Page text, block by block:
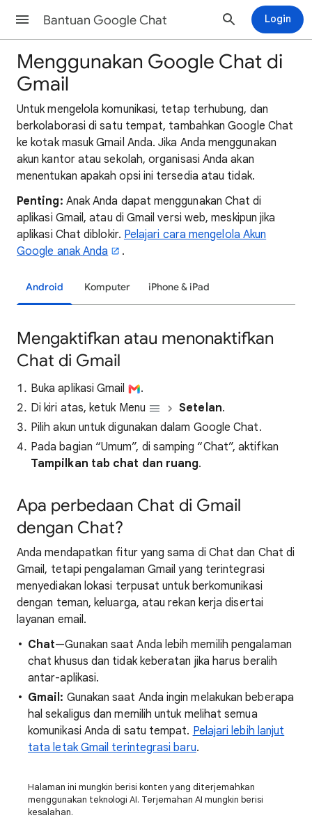
Bantuan Google Chat Login
Menggunakan Google Chat di
Gmail
Untuk mengelola komunikasi, tetap terhubung, dan
berkolaborasi di satu tempat, tambahkan Google Chat
ke kotak masuk Gmail Anda. Jika Anda menggunakan
akun kantor atau sekolah, organisasi Anda akan
menentukan apakah opsi ini tersedia atau tidak.
Penting: Anak Anda dapat menggunakan Chat di
aplikasi Gmail, atau di Gmail versi web, meskipun jika
aplikasi Chat diblokir. Pelajari cara mengelola Akun
Google anak Anda
.
Android Komputer iPhone & iPad
Mengaktifkan atau menonaktifkan
Chat di Gmail
Buka aplikasi Gmail
.
Di kiri atas, ketuk Menu
Setelan.
Pilih akun untuk digunakan dalam Google Chat.
Pada bagian “Umum”, di samping “Chat”, aktifkan
Tampilkan tab chat dan ruang.
Apa perbedaan Chat di Gmail
dengan Chat?
Anda mendapatkan fitur yang sama di Chat dan Chat di
Gmail, tetapi pengalaman Gmail yang terintegrasi
menyediakan lokasi terpusat untuk berkomunikasi
dengan teman, keluarga, atau rekan kerja disertai
layanan email.
Chat—Gunakan saat Anda lebih memilih pengalaman
chat khusus dan tidak keberatan jika harus beralih
antar-aplikasi.
Gmail: Gunakan saat Anda ingin melakukan beberapa
hal sekaligus dan memilih untuk melihat semua
komunikasi Anda di satu tempat. Pelajari lebih lanjut
tata letak Gmail terintegrasi baru.
Halaman ini mungkin berisi konten yang diterjemahkan
menggunakan teknologi AI. Terjemahan AI mungkin berisi
kesalahan.